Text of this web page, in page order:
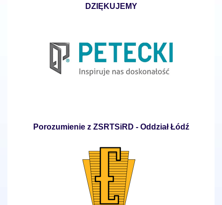
DZIĘKUJEMY
Porozumienie z ZSRTSiRD - Oddział Łódź